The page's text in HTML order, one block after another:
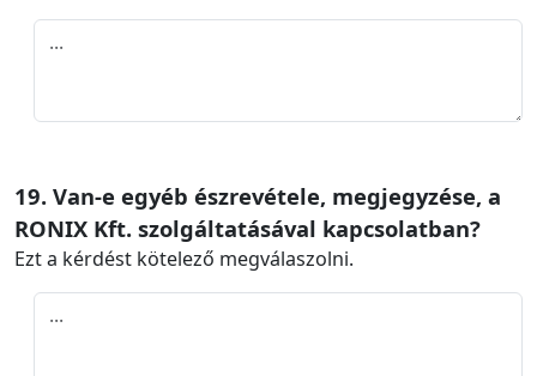
19. Van-e egyéb észrevétele, megjegyzése, a
RONIX Kft. szolgáltatásával kapcsolatban?
Ezt a kérdést kötelező megválaszolni.